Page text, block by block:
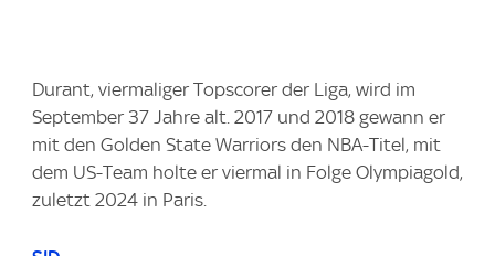
Durant, viermaliger Topscorer der Liga, wird im
September 37 Jahre alt. 2017 und 2018 gewann er
mit den Golden State Warriors den NBA-Titel, mit
dem US-Team holte er viermal in Folge Olympiagold,
zuletzt 2024 in Paris.